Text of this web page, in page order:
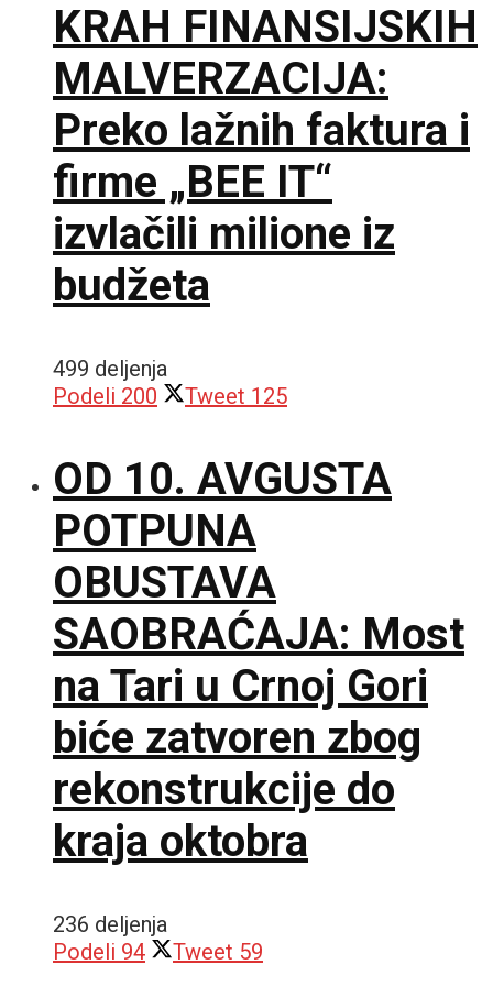
KRAH FINANSIJSKIH
MALVERZACIJA:
Preko lažnih faktura i
firme „BEE IT“
izvlačili milione iz
budžeta
499 deljenja
Podeli 200 Tweet 125
OD 10. AVGUSTA
POTPUNA
OBUSTAVA
SAOBRAĆAJA: Most
na Tari u Crnoj Gori
biće zatvoren zbog
rekonstrukcije do
kraja oktobra
236 deljenja
Podeli 94 Tweet 59